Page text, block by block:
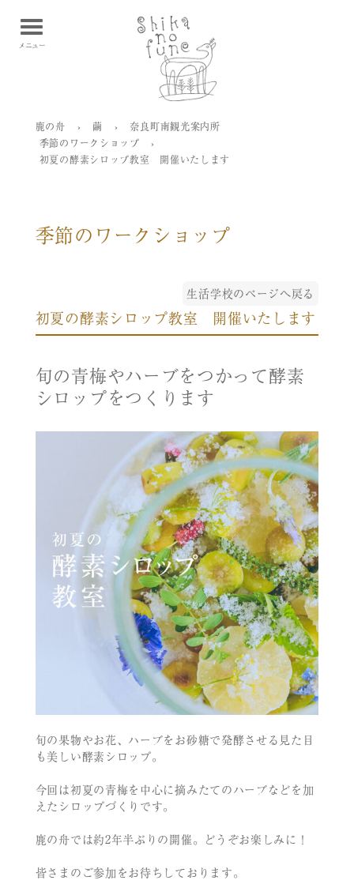
メニュー
鹿の舟 › 繭 ›
奈良町南観光案内所
季節のワークショップ
›
初夏の酵素シロップ教室 開催いたします
季節のワークショップ
生活学校のページへ戻る
初夏の酵素シロップ教室 開催いたします
旬の青梅やハーブをつかって酵素
シロップをつくります
旬の果物やお花、ハーブをお砂糖で発酵させる見た目
も美しい酵素シロップ。
今回は初夏の青梅を中心に摘みたてのハーブなどを加
えたシロップづくりです。
鹿の舟では約2年半ぶりの開催。どうぞお楽しみに！
皆さまのご参加をお待ちしております。